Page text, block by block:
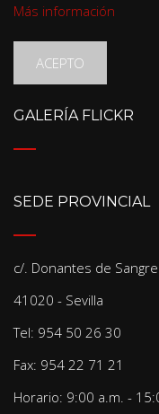
Más información
ACEPTO
GALERÍA FLICKR
SEDE PROVINCIAL
c/. Donantes de
41020 - Sevilla
Tel: 954 50 26 30
Fax: 954 22 71 21
Horario: 9:00 a.m. -